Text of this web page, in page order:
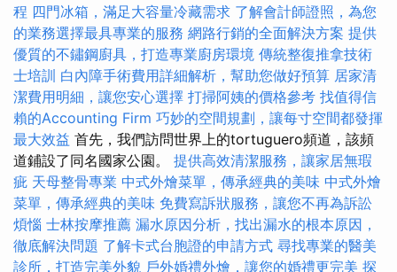
程 四門冰箱，滿足大容量冷藏需求 了解會計師證照，為您
的業務選擇最具專業的服務 網路行銷的全面解決方案 提供
優質的不鏽鋼廚具，打造專業廚房環境 傳統整復推拿技術
士培訓 白內障手術費用詳細解析，幫助您做好預算 居家清
潔費用明細，讓您安心選擇 打掃阿姨的價格參考 找值得信
賴的Accounting Firm 巧妙的空間規劃，讓每寸空間都發揮
最大效益 首先，我們訪問世界上的tortuguero頻道，該頻
道鋪設了同名國家公園。 提供高效清潔服務，讓家居無瑕
疵 天母整骨專業 中式外燴菜單，傳承經典的美味 中式外燴
菜單，傳承經典的美味 免費寫訴狀服務，讓您不再為訴訟
煩惱 士林按摩推薦 漏水原因分析，找出漏水的根本原因，
徹底解決問題 了解卡式台胞證的申請方式 尋找專業的醫美
診所，打造完美外貌 戶外婚禮外燴，讓您的婚禮更完美 探